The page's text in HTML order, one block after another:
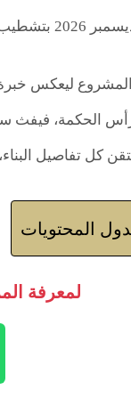
دون الحاجة لأي تكاليف إضافية.
ليعكس
الحكمة، فيفث
كل تفاصيل
المحتويات
لمعرفة